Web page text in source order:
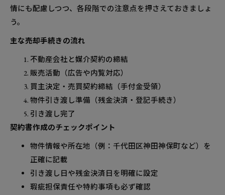
情にも配慮しつつ、各段階での注意点を押さえておきましょ
う。
主な売却手続きの流れ
不動産会社と媒介契約の締結
販売活動（広告や内覧対応）
買主決定・売買契約締結（手付金受領）
物件引き渡し準備（残金決済・登記手続き）
引き渡し完了
契約書作成のチェックポイント
物件情報や所在地（例：千代田区神田神保町など）を
正確に記載
引き渡し日や残金決済日を明確に設定
瑕疵担保責任や特約事項も必ず確認